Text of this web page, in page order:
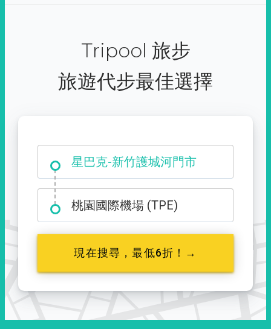
Tripool 旅步
旅遊代步最佳選擇
星巴克-新竹護城河門市
大霸尖山登山口
桃園國際機場 (TPE)
現在搜尋，最低6折！→